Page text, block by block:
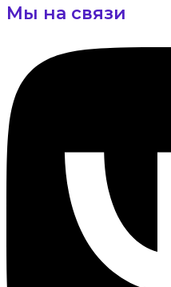
Мы на связи